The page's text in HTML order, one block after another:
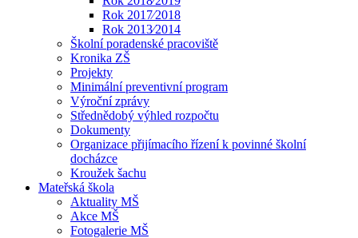
Rok 2017⁄2018
Rok 2013⁄2014
Školní poradenské pracoviště
Kronika ZŠ
Projekty
Minimální preventivní program
Výroční zprávy
Střednědobý výhled rozpočtu
Dokumenty
Organizace přijímacího řízení k povinné školní
docházce
Kroužek šachu
Mateřská škola
Aktuality MŠ
Akce MŠ
Fotogalerie MŠ